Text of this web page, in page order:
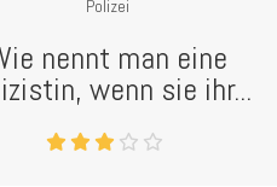
Polizei
nennt man eine
wenn sie ihr...